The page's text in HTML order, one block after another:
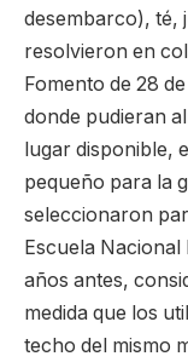
desembarco), té,
resolvieron en
Fomento de 28
donde pudieran
lugar disponible,
pequeño para la
seleccionaron
Escuela Nacional
años antes,
medida que los
techo del mismo